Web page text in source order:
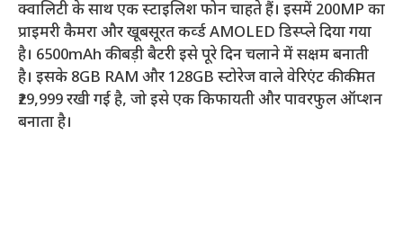
क्वालिटी के साथ एक स्टाइलिश फोन चाहते हैं। इसमें 200MP का
प्राइमरी कैमरा और खूबसूरत कर्व्ड AMOLED डिस्प्ले दिया गया
है। 6500mAh की बड़ी बैटरी इसे पूरे दिन चलाने में सक्षम बनाती
है। इसके 8GB RAM और 128GB स्टोरेज वाले वेरिएंट की कीमत
₹29,999 रखी गई है, जो इसे एक किफायती और पावरफुल ऑप्शन
बनाता है।